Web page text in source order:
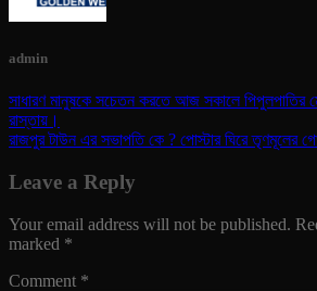
admin
সাধারণ মানুষকে সচেতন করতে আজ সকালে পিপুলপাতির
রাস্তায়।
রাজপুর টাউন এর সভাপতি কে ? পোস্টার ঘিরে তৃণমূলের
Leave a Reply
Your email address will not be published.
marked *
Comment *